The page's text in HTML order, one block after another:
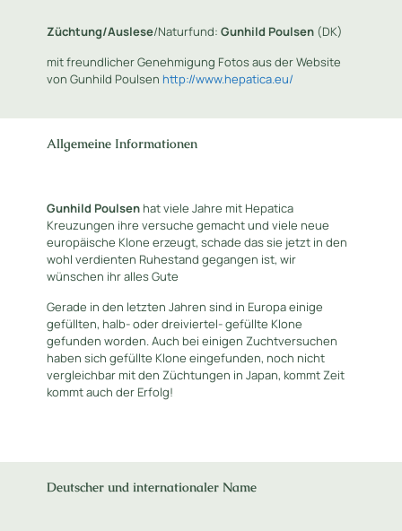
Züchtung/Auslese/Naturfund:Gunhild Poulsen (DK)
mit freundlicher Genehmigung Fotos aus der Website
von Gunhild Poulsen http://www.hepatica.eu/
Allgemeine Informationen
Gunhild Poulsen hat viele Jahre mit Hepatica
Kreuzungen ihre versuche gemacht und viele neue
europäische Klone erzeugt, schade das sie jetzt in den
wohl verdienten Ruhestand gegangen ist, wir
wünschen ihr alles Gute
Gerade in den letzten Jahren sind in Europa einige
gefüllten, halb- oder dreiviertel- gefüllte Klone
gefunden worden. Auch bei einigen Zuchtversuchen
haben sich gefüllte Klone eingefunden, noch nicht
vergleichbar mit den Züchtungen in Japan, kommt Zeit
kommt auch der Erfolg!
Deutscher und internationaler Name